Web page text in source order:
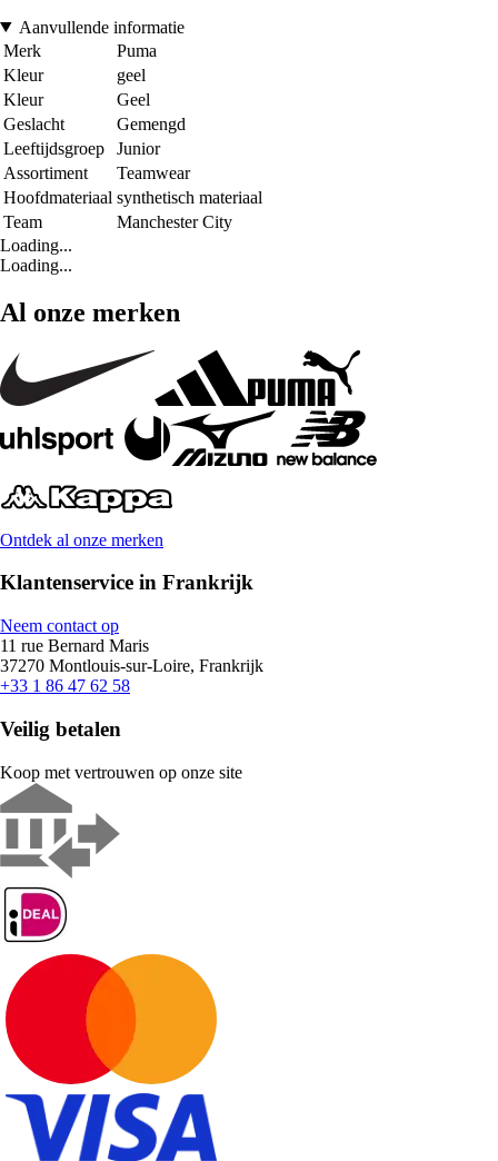
Aanvullende informatie
Merk
Puma
Kleur
geel
Kleur
Geel
Geslacht
Gemengd
Leeftijdsgroep
Junior
Assortiment
Teamwear
Hoofdmateriaal synthetisch materiaal
Team
Manchester City
Loading...
Loading...
Al onze merken
Ontdek al onze merken
Klantenservice in Frankrijk
Neem contact op
11 rue Bernard Maris
37270 Montlouis-sur-Loire, Frankrijk
+33 1 86 47 62 58
Veilig betalen
Koop met vertrouwen op onze site